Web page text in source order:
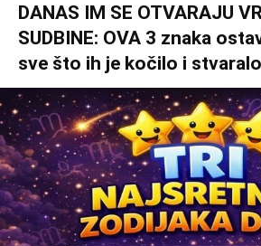
DANAS IM SE OTVARAJU
SUDBINE: OVA 3 znaka
sve što ih je kočilo i